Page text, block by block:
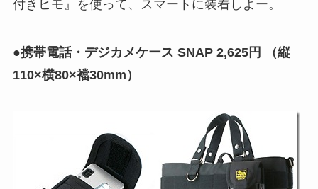
付きヒモ』を使って、スマートに装着しよー。
●携帯電話・デジカメケース SNAP 2,625円 （縦
110×横80×襠30mm）